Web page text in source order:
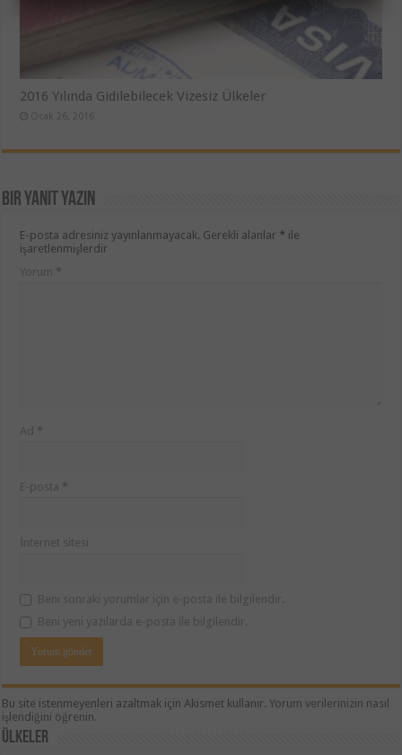
2016 Yılında Gidilebilecek Vizesiz Ülkeler
Ocak 26, 2016
Bir yanıt yazın
E-posta adresiniz yayınlanmayacak. Gerekli alanlar * ile
işaretlenmişlerdir
Yorum *
Ad *
E-posta *
İnternet sitesi
Beni sonraki yorumlar için e-posta ile bilgilendir.
Beni yeni yazılarda e-posta ile bilgilendir.
Bu site istenmeyenleri azaltmak için Akismet kullanır.Yorum verilerinizin nasıl
işlendiğini öğrenin.
ÜLKELER